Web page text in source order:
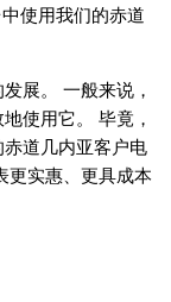
使用我们的赤道
展。 一般来说，
使用它。 毕竟，
道几内亚客户电
更实惠、更具成本